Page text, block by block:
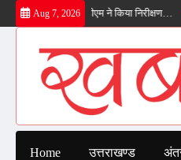
Skip
to
Aug 7, 2026
का डीएम ने किया निरीक्षण… एसआईआर
Home उत्तराखण्ड